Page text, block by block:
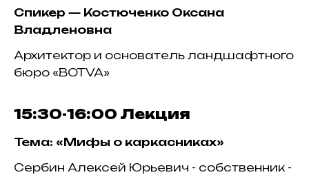
Спикер — Костюченко Оксана
Владленовна
Архитектор и основатель ландшафтного
бюро «BOTVA»
15:30-16:00 Лекция
Тема: «Мифы о каркасниках»
Сербин Алексей Юрьевич - собственник -